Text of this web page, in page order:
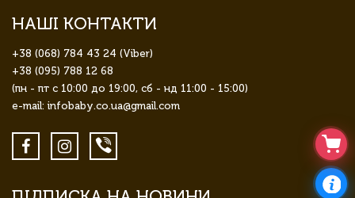
НАШІ КОНТАКТИ
+38 (068) 784 43 24 (Viber)
+38 (095) 788 12 68
(пн - пт с 10:00 до 19:00, сб - нд 11:00 - 15:00)
e-mail: infobaby.co.ua@gmail.com